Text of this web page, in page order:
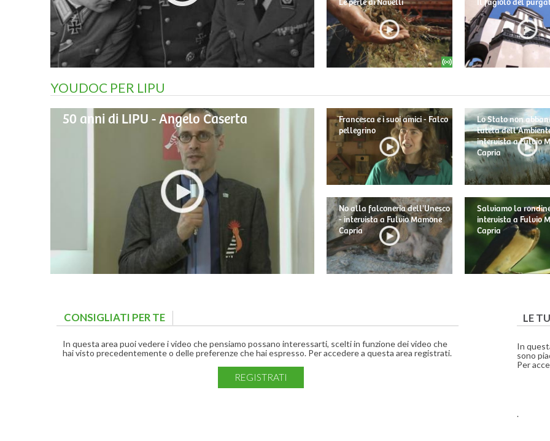
Le perle di Navelli Il fagiolo del
YOUDOC PER LIPU
50 anni di LIPU - Angelo Caserta
Francesca e i suoi amici - Falco
pellegrino
No alla falconeria dell'Unesco
- intervista a Fulvio Mamone
Capria
Lo Stato non
tutela
intervista a Fulvio
Capria
Salviamo la
intervista a Fulvio
Capria
CONSIGLIATI PER TE
In questa area puoi vedere i video che pensiamo possano interessarti, scelti in funzione dei video che
hai visto precedentemente o delle preferenze che hai espresso. Per accedere a questa area registrati.
REGISTRATI
LE
In
sono
Per
.